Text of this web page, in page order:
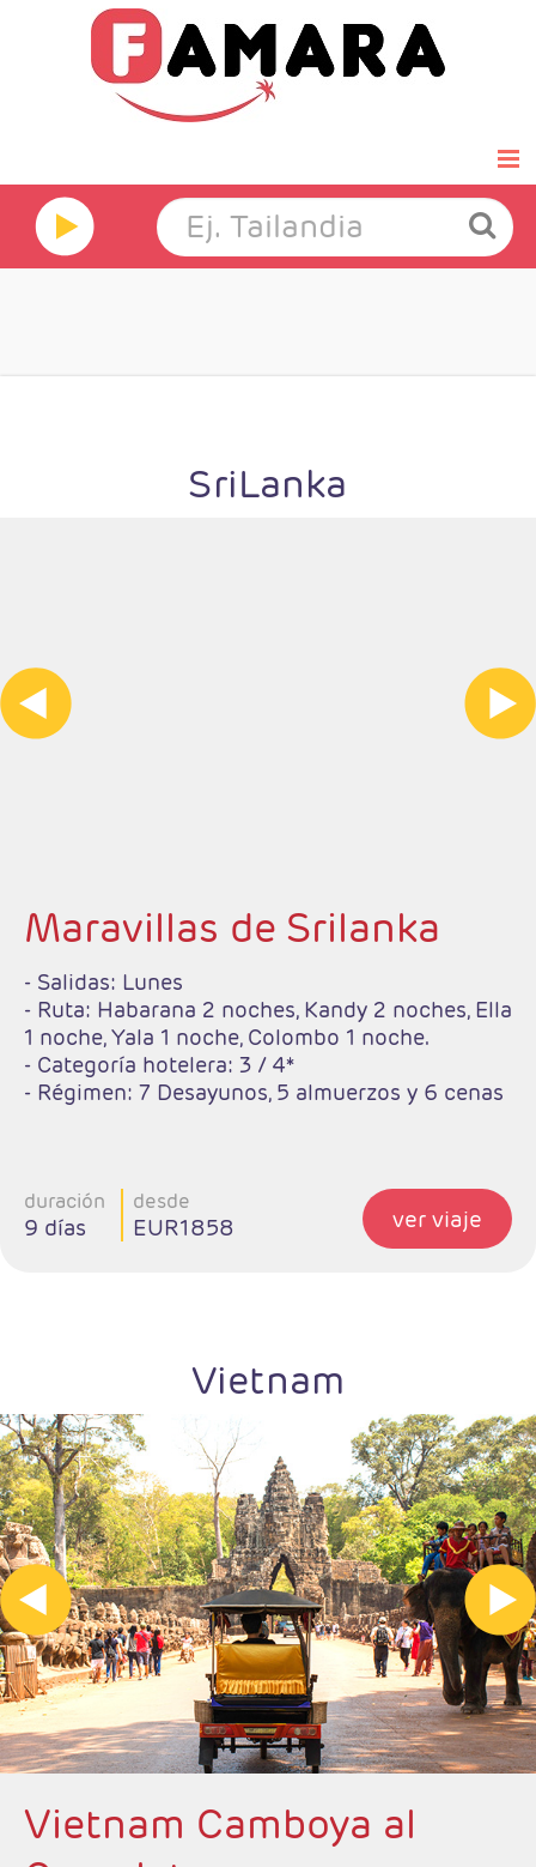
Inicio
Famara Select
SriLanka
Maravillas de Srilanka
- Salidas: Lunes
- Ruta: Habarana 2 noches, Kandy 2 noches, Ella
1 noche, Yala 1 noche, Colombo 1 noche.
- Categoría hotelera: 3 / 4*
- Régimen: 7 Desayunos, 5 almuerzos y 6 cenas
duración
9 días
desde
EUR1858 ver viaje
Vietnam
Vietnam Camboya al